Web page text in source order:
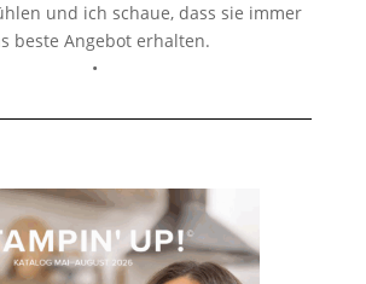
und ich schaue, dass sie immer
beste Angebot erhalten.
•